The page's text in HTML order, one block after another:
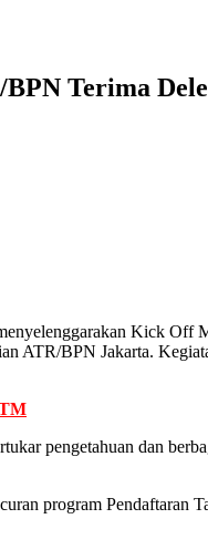
Terima
Kick
ATR/BPN Jakarta.
pengetahuan dan
program